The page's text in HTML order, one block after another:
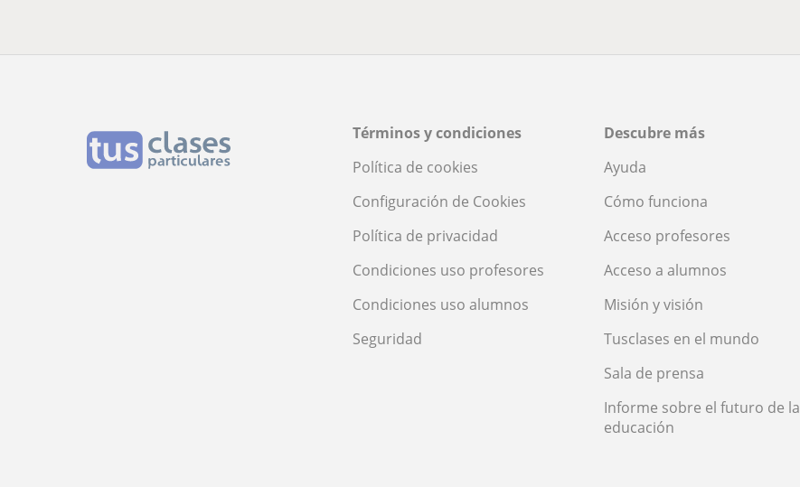
Términos y condiciones
Política de cookies
Configuración de Cookies
Política de privacidad
Condiciones uso profesores
Condiciones uso alumnos
Seguridad
Descubre más
Ayuda
Cómo funciona
Acceso profesores
Acceso a alumnos
Misión y visión
Tusclases en el mundo
Sala de prensa
Informe sobre el futuro de la
educación